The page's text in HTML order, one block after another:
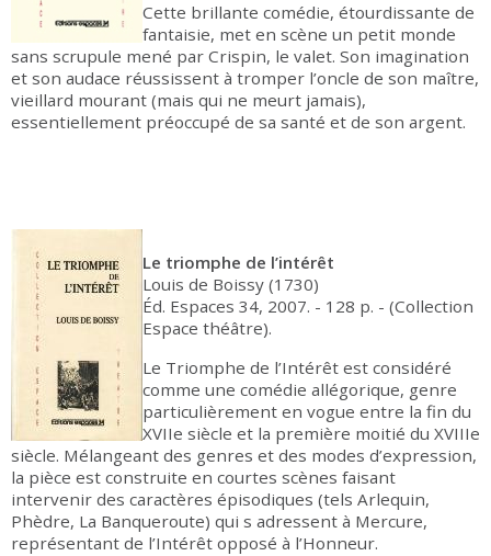
Cette brillante comédie, étourdissante de
fantaisie, met en scène un petit monde
sans scrupule mené par Crispin, le valet. Son imagination
et son audace réussissent à tromper l’oncle de son maître,
vieillard mourant (mais qui ne meurt jamais),
essentiellement préoccupé de sa santé et de son argent.
Le triomphe de l’intérêt
Louis de Boissy (1730)
Éd. Espaces 34, 2007. - 128 p. - (Collection
Espace théâtre).
Le Triomphe de l’Intérêt est considéré
comme une comédie allégorique, genre
particulièrement en vogue entre la fin du
XVIIe siècle et la première moitié du XVIIIe
siècle. Mélangeant des genres et des modes d’expression,
la pièce est construite en courtes scènes faisant
intervenir des caractères épisodiques (tels Arlequin,
Phèdre, La Banqueroute) qui s adressent à Mercure,
représentant de l’Intérêt opposé à l’Honneur.